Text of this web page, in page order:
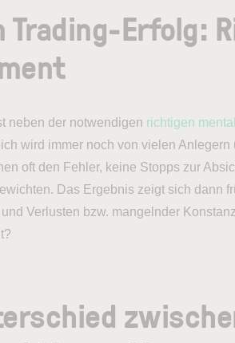
Erfolg:
neben der notwendigen richtigen
wird immer noch von vielen Anlegern
oft den Fehler, keine Stopps zur
Das Ergebnis zeigt sich dann
Verlusten bzw. mangelnder